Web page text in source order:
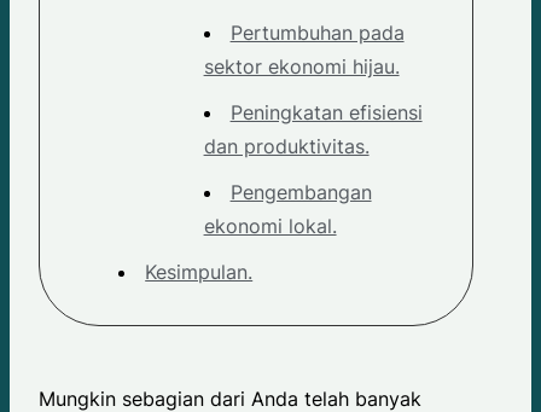
Pertumbuhan pada
sektor ekonomi hijau.
Peningkatan efisiensi
dan produktivitas.
Pengembangan
ekonomi lokal.
Kesimpulan.
Mungkin sebagian dari Anda telah banyak